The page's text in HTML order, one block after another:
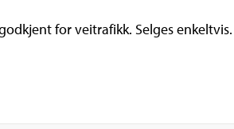
for veitrafikk. Selges enkeltvis.